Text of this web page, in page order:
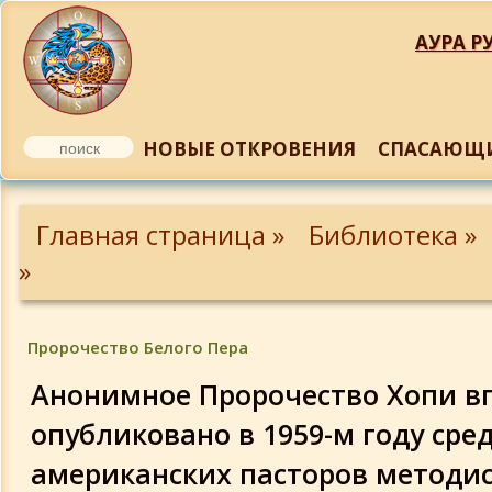
АУРА
НОВЫЕ ОТКРОВЕНИЯ
Главная страница »
Библиотека »
»
Пророчество Белого Пера
Анонимное Пророчество Хопи
опубликовано в 1959-м году
американских пасторов
Предсказания о конце света и новом
Эволюции
Предсказание ясновидящей Урсулы
Саутейл:
Предсказания Иоанна